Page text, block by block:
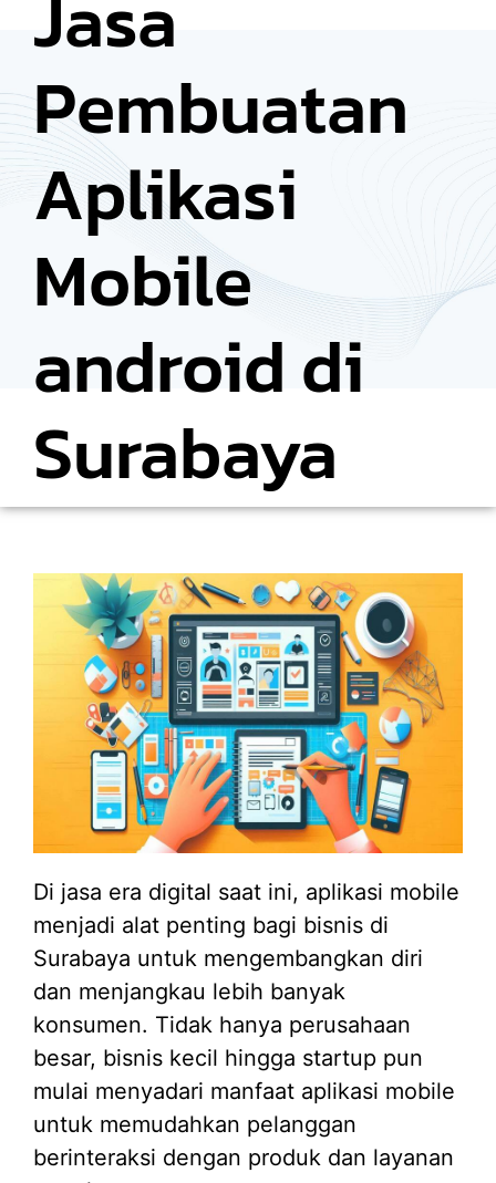
Pembuatan
Aplikasi
Mobile
android di
Surabaya
Di jasa era digital saat ini, aplikasi mobile
menjadi alat penting bagi bisnis di
Surabaya untuk mengembangkan diri
dan menjangkau lebih banyak
konsumen. Tidak hanya perusahaan
besar, bisnis kecil hingga startup pun
mulai menyadari manfaat aplikasi mobile
untuk memudahkan pelanggan
berinteraksi dengan produk dan layanan